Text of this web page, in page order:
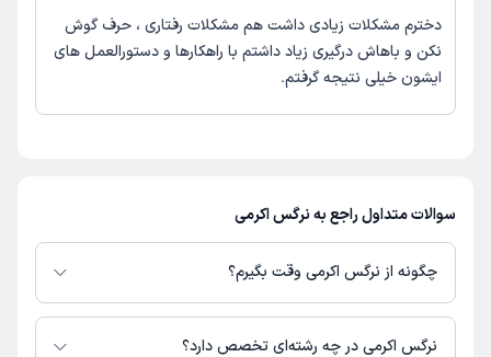
دخترم مشکلات زیادی داشت هم مشکلات رفتاری ، حرف گوش
نکن و باهاش درگیری زیاد داشتم با راهکارها و دستورالعمل های
ایشون خیلی نتیجه گرفتم۔
سوالات متداول راجع به نرگس اکرمی
چگونه از نرگس اکرمی وقت بگیرم؟
در صورتی کهنرگس اکرمیدارای پروفایل فعال و نوبت‌دهی باز در پلتفرم دکترتو
باشند، می‌توانید از طریق این پلتفرم برای دریافت نوبت اقدام کنید. در صورت
نرگس اکرمی در چه رشته‌ای تخصص دارد؟